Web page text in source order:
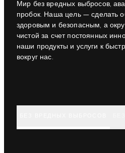
Мир без вредных выбросов,
пробок. Наша цель — сделать
здоровым и безопасным, а
чистой за счет постоянных
наши продукты и услуги к
вокруг нас.